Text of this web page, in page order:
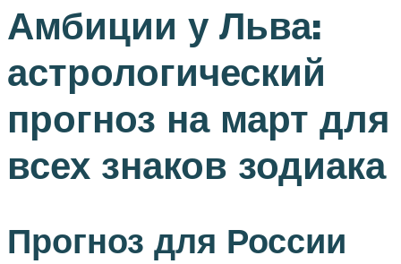
Амбиции у Льва:
астрологический
прогноз на март для
всех знаков зодиака
Прогноз для России